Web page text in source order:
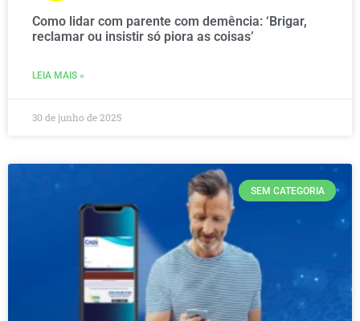
Como lidar com parente com demência: ‘Brigar,
reclamar ou insistir só piora as coisas’
LEIA MAIS »
30 de junho de 2025
SEM CATEGORIA